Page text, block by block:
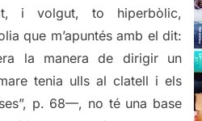
i volgut, to hiperbòlic,
que m’apuntés amb el dit:
la manera de dirigir un
tenia ulls al clatell i els
p. 68—, no té una base